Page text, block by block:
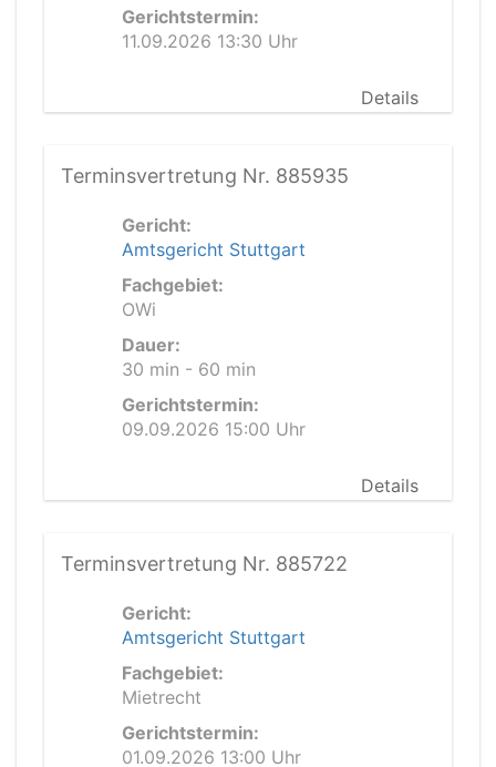
Gerichtstermin:
11.09.2026 13:30 Uhr
Details
Terminsvertretung Nr. 885935
Gericht:
Amtsgericht Stuttgart
Fachgebiet:
OWi
Dauer:
30 min - 60 min
Gerichtstermin:
09.09.2026 15:00 Uhr
Details
Terminsvertretung Nr. 885722
Gericht:
Amtsgericht Stuttgart
Fachgebiet:
Mietrecht
Gerichtstermin:
01.09.2026 13:00 Uhr